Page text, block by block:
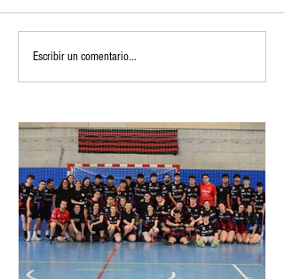
Escribir un comentario...